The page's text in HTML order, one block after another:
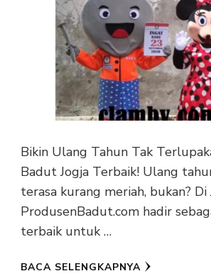
Bikin Ulang Tahun Tak
Badut Jogja Terbaik! Ulang
terasa kurang meriah, bukan? Di
ProdusenBadut.com hadir
terbaik untuk …
BACA SELENGKAPNYA